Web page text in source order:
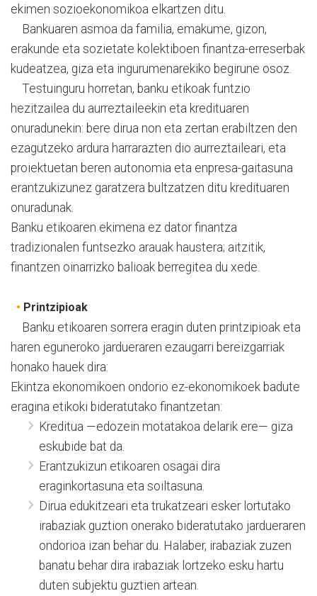
ekimen sozioekonomikoa elkartzen ditu.
Bankuaren asmoa da familia, emakume, gizon,
erakunde eta sozietate kolektiboen finantza-erreserbak
kudeatzea, giza eta ingurumenarekiko begirune osoz.
Testuinguru horretan, banku etikoak funtzio
hezitzailea du aurreztaileekin eta kredituaren
onuradunekin: bere dirua non eta zertan erabiltzen den
ezagutzeko ardura harrarazten dio aurreztaileari, eta
proiektuetan beren autonomia eta enpresa-gaitasuna
erantzukizunez garatzera bultzatzen ditu kredituaren
onuradunak.
Banku etikoaren ekimena ez dator finantza
tradizionalen funtsezko arauak haustera; aitzitik,
finantzen oinarrizko balioak berregitea du xede.
• Printzipioak
Banku etikoaren sorrera eragin duten printzipioak eta
haren eguneroko jardueraren ezaugarri bereizgarriak
honako hauek dira:
Ekintza ekonomikoen ondorio ez-ekonomikoek badute
eragina etikoki bideratutako finantzetan:
Kreditua —edozein motatakoa delarik ere— giza
eskubide bat da.
Erantzukizun etikoaren osagai dira
eraginkortasuna eta soiltasuna.
Dirua edukitzeari eta trukatzeari esker lortutako
irabaziak guztion onerako bideratutako jardueraren
ondorioa izan behar du. Halaber, irabaziak zuzen
banatu behar dira irabaziak lortzeko esku hartu
duten subjektu guztien artean.